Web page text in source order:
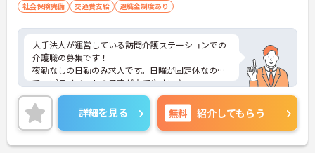
社会保険完備
交通費支給 退職金制度あり
大手法人が運営している訪問介護ステーションでの
介護職の募集です！
夜勤なしの日勤のみ求人です。日曜が固定休なの
で、プライベートの予定が立てやすい♪
資格手当や交通費等、各種手当が充実しているのも
安心☆
ご興味のある方には、面接対策ポイントなど、さら
に詳細をお話しいたしますのでお気軽にご相談くだ
さい！
詳細を見る 無料 紹介してもらう